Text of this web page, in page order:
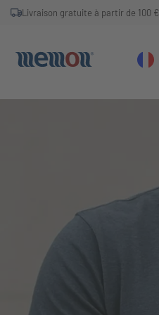
Livraison gratuite à partir de 100 €